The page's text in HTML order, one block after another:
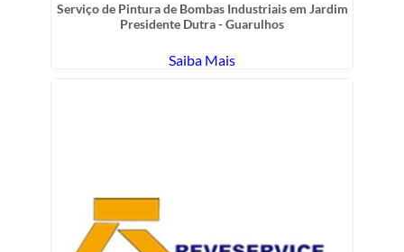
Serviço de Pintura de Bombas Industriais em Jardim
Presidente Dutra - Guarulhos
Saiba Mais